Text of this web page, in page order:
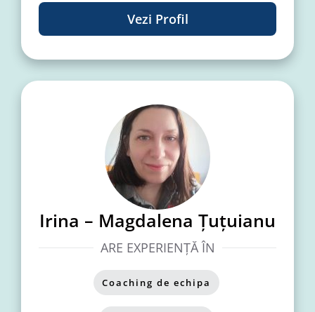
Vezi Profil
Irina – Magdalena Țuțuianu
ARE EXPERIENȚĂ ÎN
Coaching de echipa